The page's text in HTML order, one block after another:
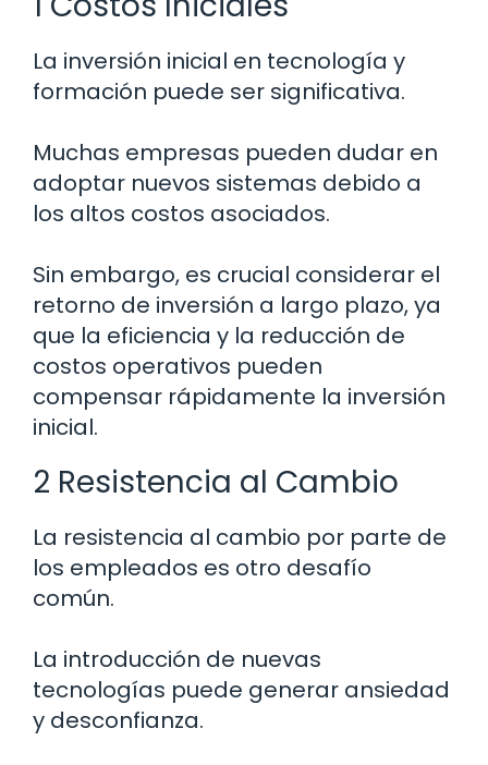
La inversión inicial en tecnología y
formación puede ser significativa.
Muchas empresas pueden dudar en
adoptar nuevos sistemas debido a
los altos costos asociados.
Sin embargo, es crucial considerar el
retorno de inversión a largo plazo, ya
que la eficiencia y la reducción de
costos operativos pueden
compensar rápidamente la inversión
inicial.
2 Resistencia al Cambio
La resistencia al cambio por parte de
los empleados es otro desafío
común.
La introducción de nuevas
tecnologías puede generar ansiedad
y desconfianza.